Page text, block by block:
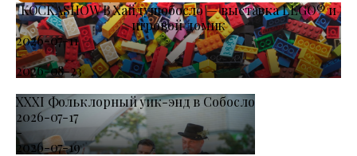
KOCKASHOW В Хайдушобосло — выставка LEGO® и
игровой домик
2026-07-11
-
2026-08-23
XXXI Фольклорный уик-энд в Собосло
2026-07-17
-
2026-07-19